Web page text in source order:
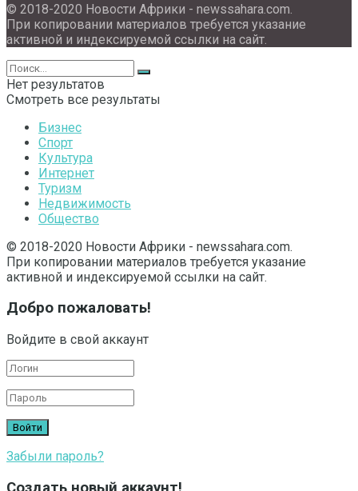
© 2018-2020 Новости Африки - newssahara.com.
При копировании материалов требуется указание
активной и индексируемой ссылки на сайт.
Нет результатов
Смотреть все результаты
Бизнес
Спорт
Культура
Интернет
Туризм
Недвижимость
Общество
© 2018-2020 Новости Африки - newssahara.com.
При копировании материалов требуется указание
активной и индексируемой ссылки на сайт.
Добро пожаловать!
Войдите в свой аккаунт
Забыли пароль?